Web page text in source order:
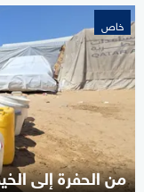
خاص
من الحفرة إلى